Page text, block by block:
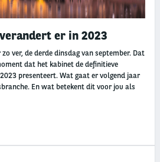
er in 2023
ver, de derde dinsdag van september. Dat
dat het kabinet de definitieve
presenteert. Wat gaat er volgend jaar
En wat betekent dit voor jou als